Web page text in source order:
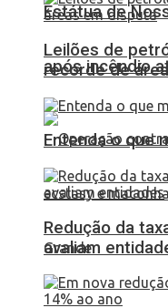
Estátua de
após incêndio
Leilões de
recorde de
Entenda o que
Redução da
avaliam